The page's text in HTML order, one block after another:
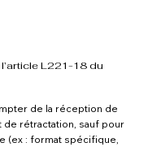
L221-18 du
de la réception de
rétractation, sauf pour
(ex : format spécifique,